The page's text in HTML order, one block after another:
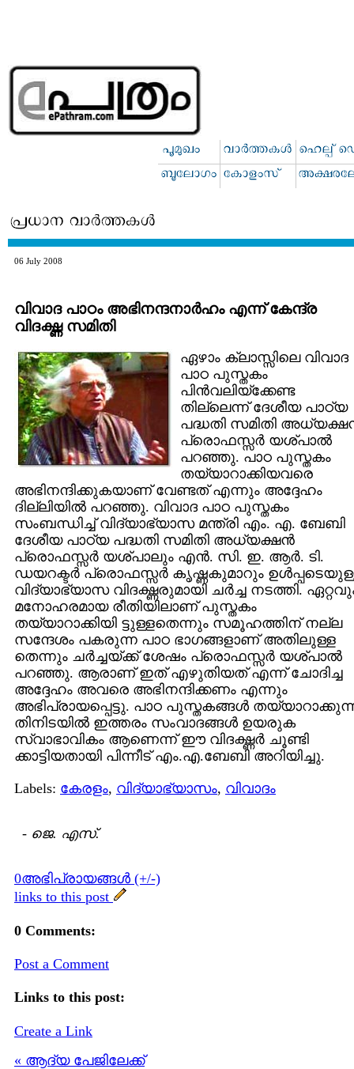
06 July 2008
വിവാദ പാഠം അഭിനന്ദനാര്‍ഹം എന്ന് കേന്ദ്ര
വിദഗ്ദ്ധ സമിതി
ഏഴാം ക്ലാസ്സിലെ വിവാദ
പാഠ പുസ്തകം
പിന്‍വലിയ്ക്കേണ്ട
തില്ലെന്ന് ദേശീയ പാഠ്യ
പദ്ധതി സമിതി
പ്രൊഫസ്സര്‍ യശ്പാല്‍
പറഞ്ഞു. പാഠ പുസ്തകം
തയ്യാറാക്കിയവരെ
അഭിനന്ദിക്കുകയാണ് വേണ്ടത് എന്നും അദ്ദേഹം
ദില്ലിയില്‍ പറഞ്ഞു. വിവാദ പാഠ പുസ്തകം
സംബന്ധിച്ച് വിദ്യാഭ്യാസ മന്ത്രി എം. എ. ബേബി
ദേശീയ പാഠ്യ പദ്ധതി സമിതി അധ്യക്ഷന്‍
പ്രൊഫസ്സര്‍ യശ്പാലും എന്‍. സി. ഇ. ആര്‍. ടി.
ഡയറക്ടര്‍ പ്രൊഫസ്സര്‍ കൃഷ്ണകുമാറും
വിദ്യാഭ്യാസ വിദഗ്ദ്ധരുമായി ചര്‍ച്ച നടത്തി.
മനോഹരമായ രീതിയിലാണ് പുസ്തകം
തയ്യാറാക്കിയി ട്ടുള്ളതെന്നും സമൂഹത്തിന് നല്ല
സന്ദേശം പകരുന്ന പാഠ ഭാഗങ്ങളാണ് അതിലുള്ള
തെന്നും ചര്‍ച്ചയ്ക്ക് ശേഷം പ്രൊഫസ്സര്‍ യശ്പാല്‍
പറഞ്ഞു. ആരാണ് ഇത് എഴുതിയത് എന്ന് ചോദിച്ച
അദ്ദേഹം അവരെ അഭിനന്ദിക്കണം എന്നും
അഭിപ്രായപ്പെട്ടു. പാഠ പുസ്തകങ്ങള്‍
തിനിടയില്‍ ഇത്തരം സംവാദങ്ങള്‍ ഉയരുക
സ്വാഭാവികം ആണെന്ന് ഈ വിദഗ്ദ്ധര്‍ ചൂണ്ടി
ക്കാട്ടിയതായി പിന്നീട് എം.എ.ബേബി അറിയിച്ചു.
Labels: കേരളം, വിദ്യാഭ്യാസം, വിവാദം
- ജെ. എസ്.
0അഭിപ്രായങ്ങള്‍ (+/-)
links to this post
0 Comments:
Post a Comment
Links to this post:
Create a Link
« ആദ്യ പേജിലേക്ക്